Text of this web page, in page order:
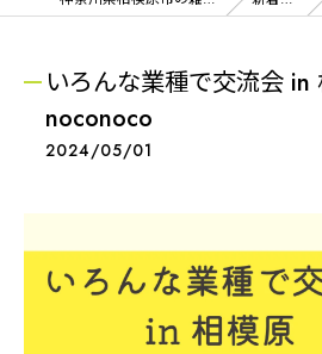
いろんな業種で交流会 in
noconoco
2024/05/01